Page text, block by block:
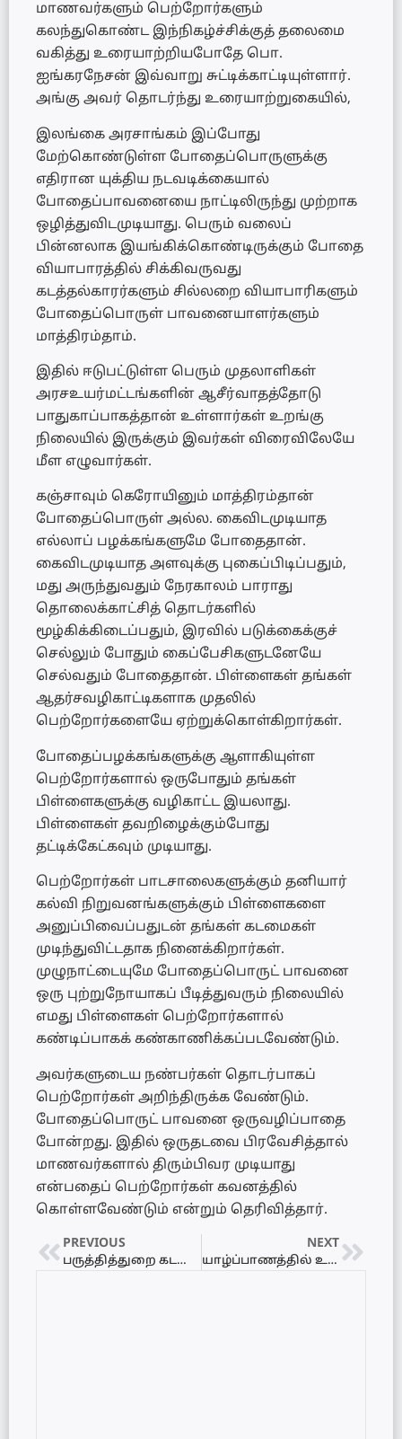
மாணவர்களும் பெற்றோர்களும்
கலந்துகொண்ட இந்நிகழ்ச்சிக்குத் தலைமை
வகித்து உரையாற்றியபோதே பொ.
ஐங்கரநேசன் இவ்வாறு சுட்டிக்காட்டியுள்ளார்.
அங்கு அவர் தொடர்ந்து உரையாற்றுகையில்,
இலங்கை அரசாங்கம் இப்போது
மேற்கொண்டுள்ள போதைப்பொருளுக்கு
எதிரான யுக்திய நடவடிக்கையால்
போதைப்பாவனையை நாட்டிலிருந்து முற்றாக
ஒழித்துவிடமுடியாது. பெரும் வலைப்
பின்னலாக இயங்கிக்கொண்டிருக்கும் போதை
வியாபாரத்தில் சிக்கிவருவது
கடத்தல்காரர்களும் சில்லறை வியாபாரிகளும்
போதைப்பொருள் பாவனையாளர்களும்
மாத்திரம்தாம்.
இதில் ஈடுபட்டுள்ள பெரும் முதலாளிகள்
அரசஉயர்மட்டங்களின் ஆசீர்வாதத்தோடு
பாதுகாப்பாகத்தான் உள்ளார்கள் உறங்கு
நிலையில் இருக்கும் இவர்கள் விரைவிலேயே
மீள எழுவார்கள்.
கஞ்சாவும் கெரோயினும் மாத்திரம்தான்
போதைப்பொருள் அல்ல. கைவிடமுடியாத
எல்லாப் பழக்கங்களுமே போதைதான்.
கைவிடமுடியாத அளவுக்கு புகைப்பிடிப்பதும்,
மது அருந்துவதும் நேரகாலம் பாராது
தொலைக்காட்சித் தொடர்களில்
மூழ்கிக்கிடைப்பதும், இரவில் படுக்கைக்குச்
செல்லும் போதும் கைப்பேசிகளுடனேயே
செல்வதும் போதைதான். பிள்ளைகள் தங்கள்
ஆதர்சவழிகாட்டிகளாக முதலில்
பெற்றோர்களையே ஏற்றுக்கொள்கிறார்கள்.
போதைப்பழக்கங்களுக்கு ஆளாகியுள்ள
பெற்றோர்களால் ஒருபோதும் தங்கள்
பிள்ளைகளுக்கு வழிகாட்ட இயலாது.
பிள்ளைகள் தவறிழைக்கும்போது
தட்டிக்கேட்கவும் முடியாது.
பெற்றோர்கள் பாடசாலைகளுக்கும் தனியார்
கல்வி நிறுவனங்களுக்கும் பிள்ளைகளை
அனுப்பிவைப்பதுடன் தங்கள் கடமைகள்
முடிந்துவிட்டதாக நினைக்கிறார்கள்.
முழுநாட்டையுமே போதைப்பொருட் பாவனை
ஒரு புற்றுநோயாகப் பீடித்துவரும் நிலையில்
எமது பிள்ளைகள் பெற்றோர்களால்
கண்டிப்பாகக் கண்காணிக்கப்படவேண்டும்.
அவர்களுடைய நண்பர்கள் தொடர்பாகப்
பெற்றோர்கள் அறிந்திருக்க வேண்டும்.
போதைப்பொருட் பாவனை ஒருவழிப்பாதை
போன்றது. இதில் ஒருதடவை பிரவேசித்தால்
மாணவர்களால் திரும்பிவர முடியாது
என்பதைப் பெற்றோர்கள் கவனத்தில்
கொள்ளவேண்டும் என்றும் தெரிவித்தார்.
PREVIOUS
பருத்தித்துறை கடலில் கைது செய்யப்பட்ட 10 இந்திய மீனவர்களும் நிபந்தனைகளுடன் விடுதலை!
NEXT
யாழ்ப்பாணத்தில் உள்ளக விளையாட்டு அரங்கு – அமைச்சின் செயலாளர் மகேசன் தெரிவிப்பு